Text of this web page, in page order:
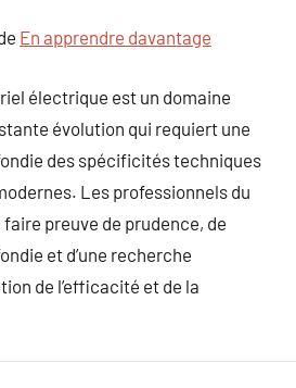
En apprendre davantage
électrique est un domaine
évolution qui requiert une
des spécificités techniques
Les professionnels du
preuve de prudence, de
et d’une recherche
de l’efficacité et de la